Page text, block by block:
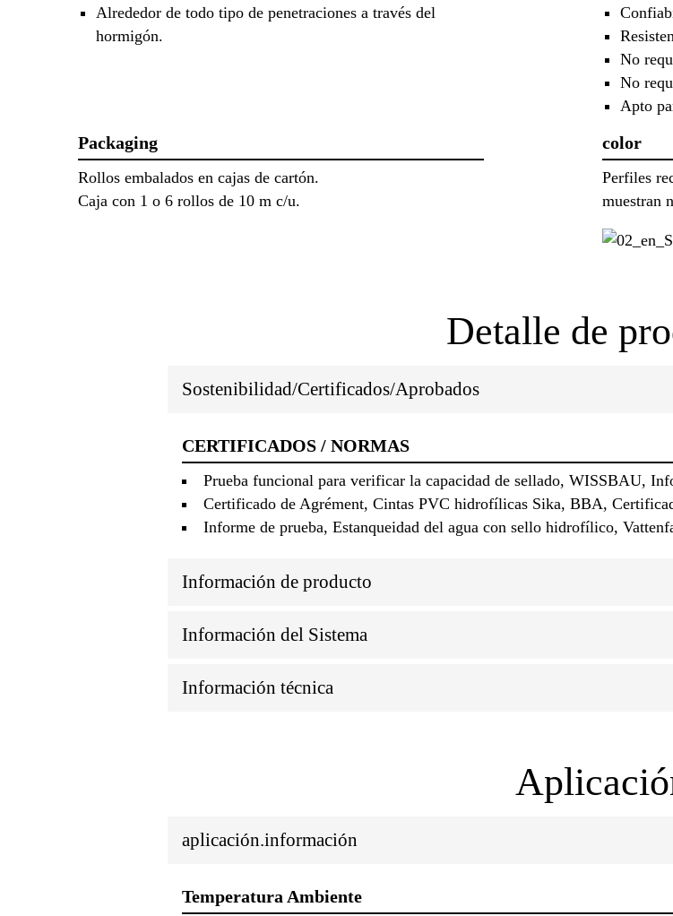
Alrededor de todo tipo de penetraciones a través del
hormigón.
No
No
Apto
Packaging
Rollos embalados en cajas de cartón.
Caja con 1 o 6 rollos de 10 m c/u.
color
Perfiles
muestran
Detalle de
Sostenibilidad/Certificados/Aprobados
CERTIFICADOS / NORMAS
Prueba funcional para verificar la capacidad de sellado, WISSBAU,
Certificado de Agrément, Cintas PVC hidrofílicas Sika, BBA,
Informe de prueba, Estanqueidad del agua con sello hidrofílico,
Información de producto
Información del Sistema
Información técnica
aplicación.información
Temperatura Ambiente